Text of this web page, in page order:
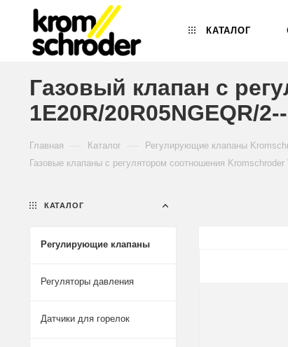
КАТАЛОГ
Газовый клапан с
1E20R/20R05NGEQR/
Главная Каталог Регулирующие клапаны
Газовые клапаны с регулятором соотношения Kromschroder
КАТАЛОГ
Регулирующие клапаны
Регуляторы давления
Датчики для горелок